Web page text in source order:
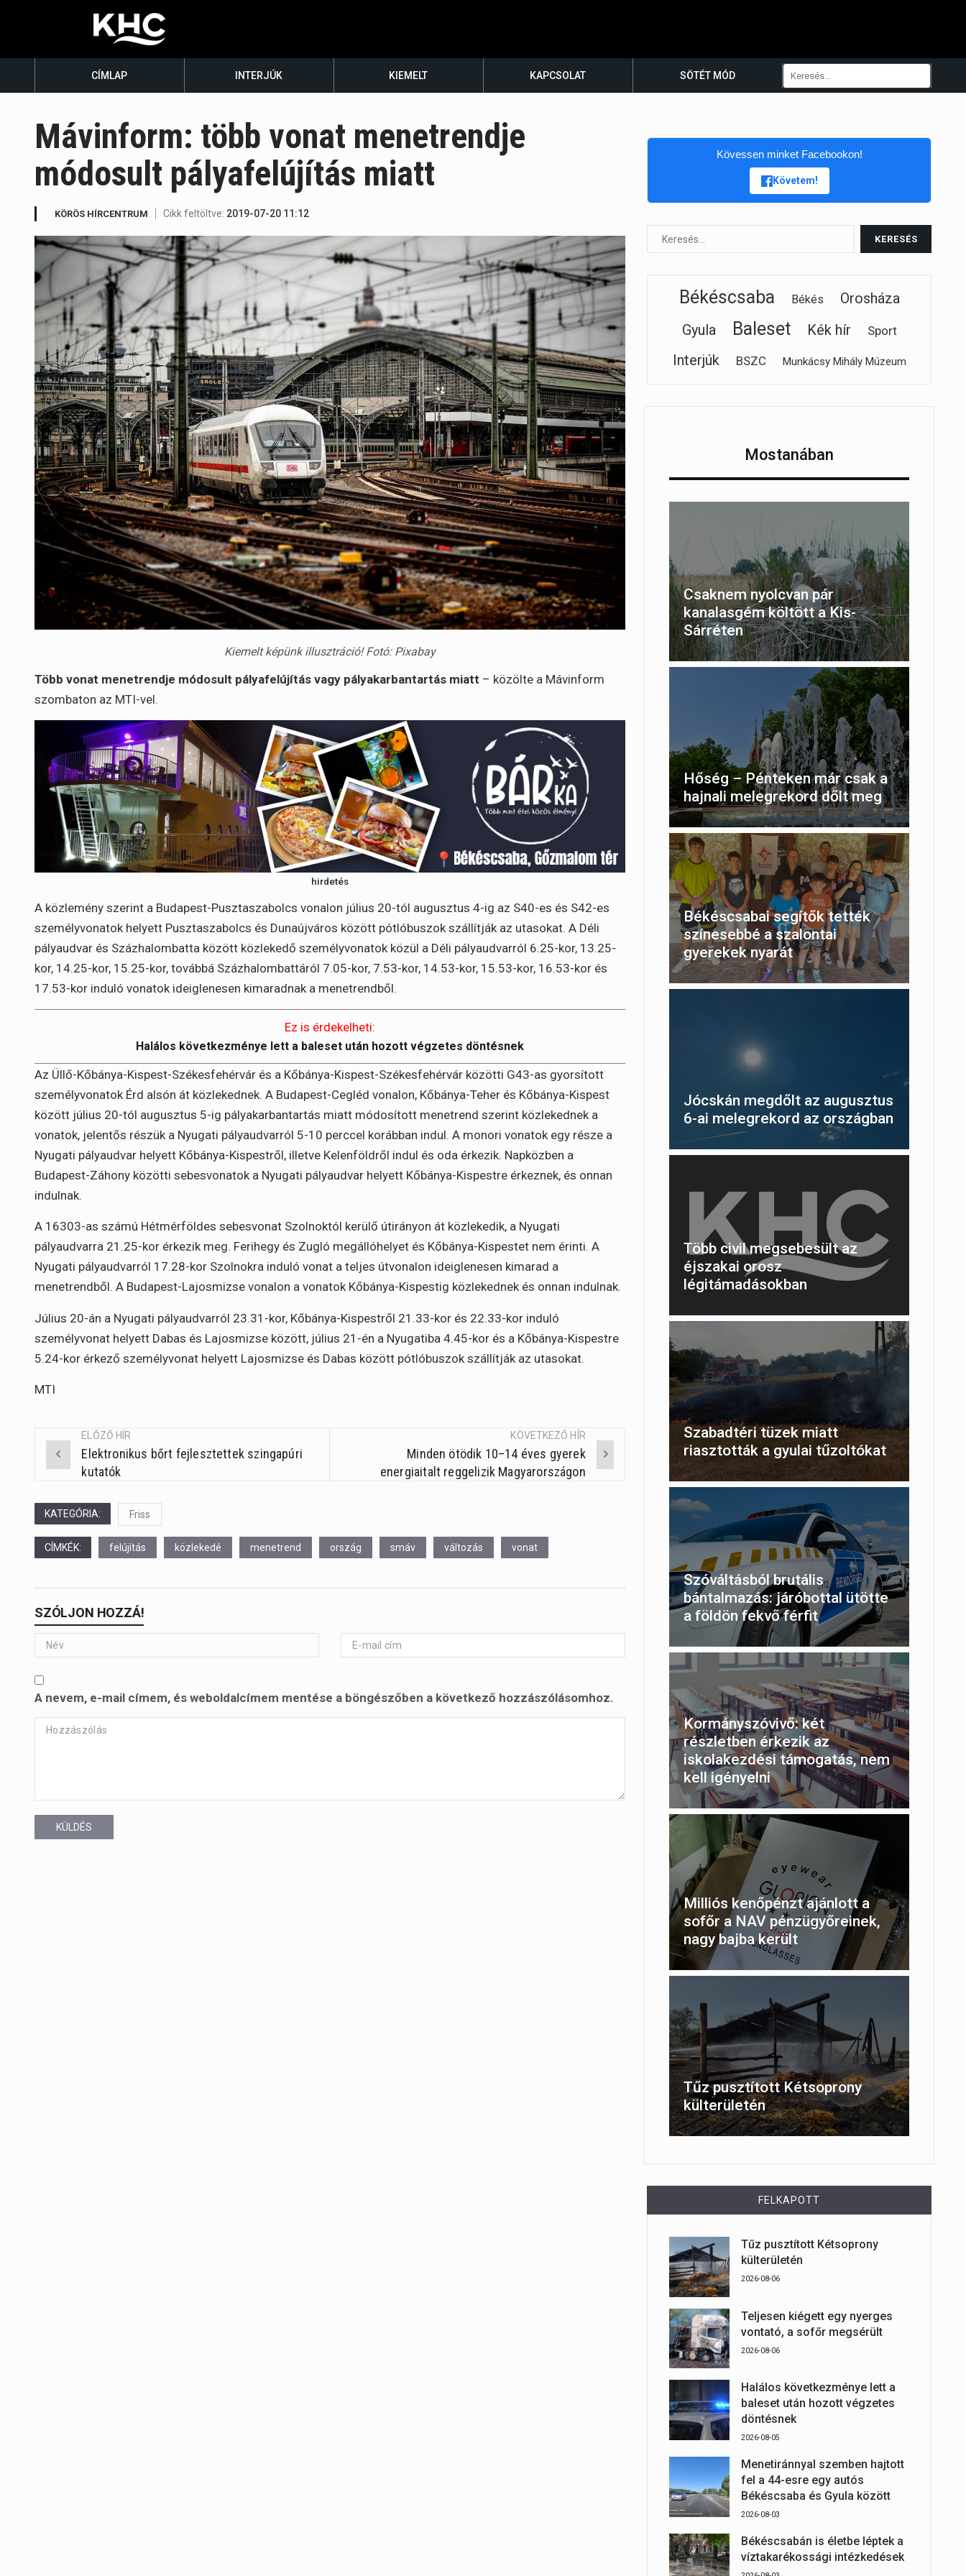
CÍMLAP INTERJÚK KIEMELT KAPCSOLAT SÖTÉT MÓD
Mávinform: több vonat menetrendje
módosult pályafelújítás miatt
KÖRÖS HÍRCENTRUM Cikk feltöltve: 2019-07-20 11:12
Kiemelt képünk illusztráció! Fotó: Pixabay
Több vonat menetrendje módosult pályafelújítás vagy pályakarbantartás miatt – közölte a Mávinform
szombaton az MTI-vel.
hirdetés
A közlemény szerint a Budapest-Pusztaszabolcs vonalon július 20-tól augusztus 4-ig az S40-es és S42-es
személyvonatok helyett Pusztaszabolcs és Dunaújváros között pótlóbuszok szállítják az utasokat. A Déli
pályaudvar és Százhalombatta között közlekedő személyvonatok közül a Déli pályaudvarról 6.25-kor, 13.25-
kor, 14.25-kor, 15.25-kor, továbbá Százhalombattáról 7.05-kor, 7.53-kor, 14.53-kor, 15.53-kor, 16.53-kor és
17.53-kor induló vonatok ideiglenesen kimaradnak a menetrendből.
Ez is érdekelheti:
Halálos következménye lett a baleset után hozott végzetes döntésnek
Az Üllő-Kőbánya-Kispest-Székesfehérvár és a Kőbánya-Kispest-Székesfehérvár közötti G43-as gyorsított
személyvonatok Érd alsón át közlekednek. A Budapest-Cegléd vonalon, Kőbánya-Teher és Kőbánya-Kispest
között július 20-tól augusztus 5-ig pályakarbantartás miatt módosított menetrend szerint közlekednek a
vonatok, jelentős részük a Nyugati pályaudvarról 5-10 perccel korábban indul. A monori vonatok egy része a
Nyugati pályaudvar helyett Kőbánya-Kispestről, illetve Kelenföldről indul és oda érkezik. Napközben a
Budapest-Záhony közötti sebesvonatok a Nyugati pályaudvar helyett Kőbánya-Kispestre érkeznek, és onnan
indulnak.
A 16303-as számú Hétmérföldes sebesvonat Szolnoktól kerülő útirányon át közlekedik, a Nyugati
pályaudvarra 21.25-kor érkezik meg. Ferihegy és Zugló megállóhelyet és Kőbánya-Kispestet nem érinti. A
Nyugati pályaudvarról 17.28-kor Szolnokra induló vonat a teljes útvonalon ideiglenesen kimarad a
menetrendből. A Budapest-Lajosmizse vonalon a vonatok Kőbánya-Kispestig közlekednek és onnan indulnak.
Július 20-án a Nyugati pályaudvarról 23.31-kor, Kőbánya-Kispestről 21.33-kor és 22.33-kor induló
személyvonat helyett Dabas és Lajosmizse között, július 21-én a Nyugatiba 4.45-kor és a Kőbánya-Kispestre
5.24-kor érkező személyvonat helyett Lajosmizse és Dabas között pótlóbuszok szállítják az utasokat.
MTI
Post
ELŐZŐ HÍR
Elektronikus bőrt fejlesztettek szingapúri
kutatók
KÖVETKEZŐ HÍR
Minden ötödik 10–14 éves gyerek
energiaitalt reggelizik Magyarországon
KATEGÓRIA: Friss
CÍMKÉK: felújítás közlekedé menetrend ország smáv változás vonat
SZÓLJON HOZZÁ!
A nevem, e-mail címem, és weboldalcímem mentése a böngészőben a következő hozzászólásomhoz.
KÜLDÉS
Kövessen minket Facebookon!
Követem!
Békéscsaba Békés
Orosháza
Gyula
Baleset Kék hír Sport
Interjúk BSZC Munkácsy Mihály Múzeum
Mostanában
Csaknem nyolcvan pár
kanalasgém költött a Kis-
Sárréten
Hőség – Pénteken már csak a
hajnali melegrekord dőlt meg
Békéscsabai segítők tették
színesebbé a szalontai
gyerekek nyarát
Jócskán megdőlt az augusztus
6-ai melegrekord az országban
Több civil megsebesült az
éjszakai orosz
légitámadásokban
Szabadtéri tüzek miatt
riasztották a gyulai tűzoltókat
Szóváltásból brutális
bántalmazás: járóbottal ütötte
a földön fekvő férfit
Kormányszóvivő: két
részletben érkezik az
iskolakezdési támogatás, nem
kell igényelni
Milliós kenőpénzt ajánlott a
sofőr a NAV pénzügyőreinek,
nagy bajba került
Tűz pusztított Kétsoprony
külterületén
FELKAPOTT
Tűz pusztított Kétsoprony
külterületén
2026-08-06
Teljesen kiégett egy nyerges
vontató, a sofőr megsérült
2026-08-06
Halálos következménye lett a
baleset után hozott végzetes
döntésnek
2026-08-05
Menetiránnyal szemben hajtott
fel a 44-esre egy autós
Békéscsaba és Gyula között
2026-08-03
Békéscsabán is életbe léptek a
víztakarékossági intézkedések